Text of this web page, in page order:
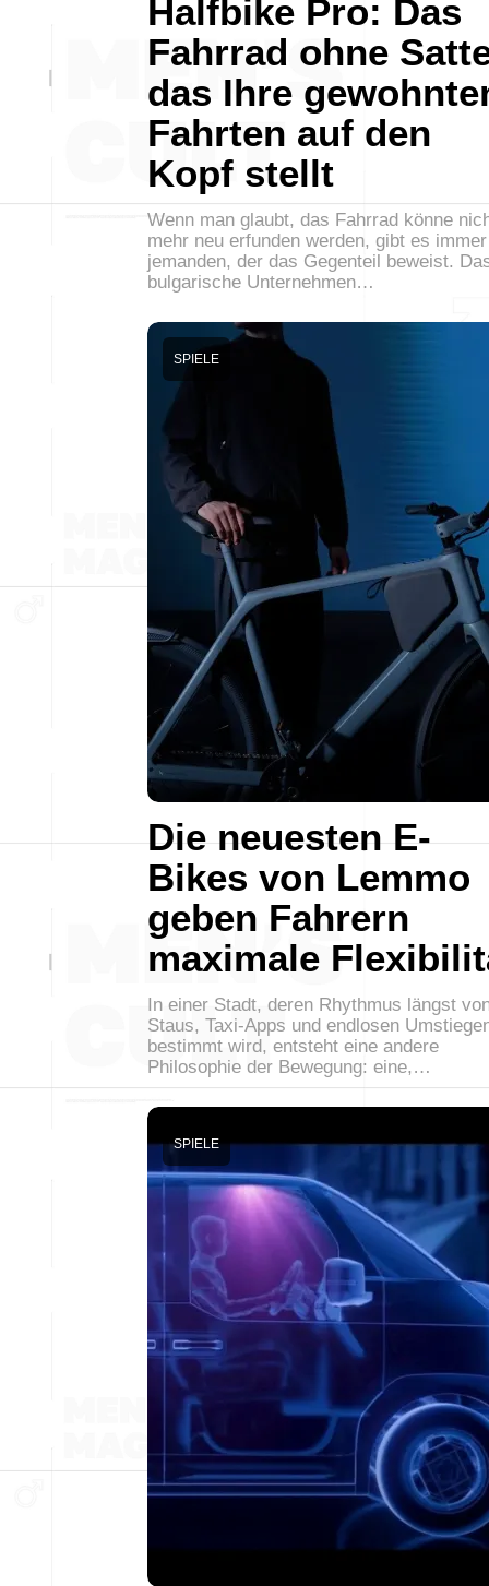
Halfbike Pro: Das
Fahrrad ohne
das Ihre
Fahrten auf den
Kopf stellt
Wenn man glaubt, das Fahrrad könne
mehr neu erfunden werden, gibt es immer
jemanden, der das Gegenteil beweist.
bulgarische Unternehmen…
Die neuesten E-
Bikes von Lemmo
geben Fahrern
maximale
SPIELE
In einer Stadt, deren Rhythmus längst
Staus, Taxi-Apps und endlosen
bestimmt wird, entsteht eine andere
Philosophie der Bewegung: eine,…
SPIELE